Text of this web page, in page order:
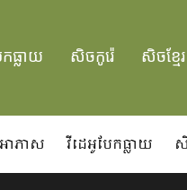
ធ្លាយ សិចកូរ៉េ សិចខ្មែរ
ាភាស វីដេអូបែកធ្លាយ